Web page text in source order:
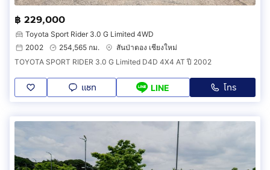
฿ 229,000
Toyota Sport Rider 3.0 G Limited 4WD
2002
254,565 กม.
สันป่าตอง เชียงใหม่
TOYOTA SPORT RIDER 3.0 G Limited D4D 4X4 AT ปี 2002
แชท LINE โทร